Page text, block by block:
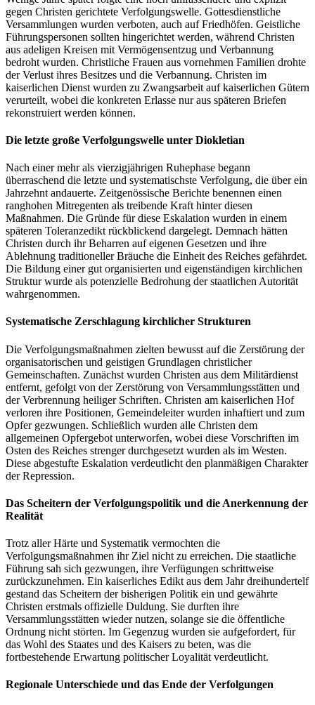
gegen Christen gerichtete Verfolgungswelle. Gottesdienstliche
Versammlungen wurden verboten, auch auf Friedhöfen. Geistliche
Führungspersonen sollten hingerichtet werden, während Christen
aus adeligen Kreisen mit Vermögensentzug und Verbannung
bedroht wurden. Christliche Frauen aus vornehmen Familien drohte
der Verlust ihres Besitzes und die Verbannung. Christen im
kaiserlichen Dienst wurden zu Zwangsarbeit auf kaiserlichen Gütern
verurteilt, wobei die konkreten Erlasse nur aus späteren Briefen
rekonstruiert werden können.
Die letzte große Verfolgungswelle unter Diokletian
Nach einer mehr als vierzigjährigen Ruhephase begann
überraschend die letzte und systematischste Verfolgung, die über ein
Jahrzehnt andauerte. Zeitgenössische Berichte benennen einen
ranghohen Mitregenten als treibende Kraft hinter diesen
Maßnahmen. Die Gründe für diese Eskalation wurden in einem
späteren Toleranzedikt rückblickend dargelegt. Demnach hätten
Christen durch ihr Beharren auf eigenen Gesetzen und ihre
Ablehnung traditioneller Bräuche die Einheit des Reiches gefährdet.
Die Bildung einer gut organisierten und eigenständigen kirchlichen
Struktur wurde als potenzielle Bedrohung der staatlichen Autorität
wahrgenommen.
Systematische Zerschlagung kirchlicher Strukturen
Die Verfolgungsmaßnahmen zielten bewusst auf die Zerstörung der
organisatorischen und geistigen Grundlagen christlicher
Gemeinschaften. Zunächst wurden Christen aus dem Militärdienst
entfernt, gefolgt von der Zerstörung von Versammlungsstätten und
der Verbrennung heiliger Schriften. Christen am kaiserlichen Hof
verloren ihre Positionen, Gemeindeleiter wurden inhaftiert und zum
Opfer gezwungen. Schließlich wurden alle Christen dem
allgemeinen Opfergebot unterworfen, wobei diese Vorschriften im
Osten des Reiches strenger durchgesetzt wurden als im Westen.
Diese abgestufte Eskalation verdeutlicht den planmäßigen Charakter
der Repression.
Das Scheitern der Verfolgungspolitik und die Anerkennung der
Realität
Trotz aller Härte und Systematik vermochten die
Verfolgungsmaßnahmen ihr Ziel nicht zu erreichen. Die staatliche
Führung sah sich gezwungen, ihre Verfügungen schrittweise
zurückzunehmen. Ein kaiserliches Edikt aus dem Jahr dreihundertelf
gestand das Scheitern der bisherigen Politik ein und gewährte
Christen erstmals offizielle Duldung. Sie durften ihre
Versammlungsstätten wieder nutzen, solange sie die öffentliche
Ordnung nicht störten. Im Gegenzug wurden sie aufgefordert, für
das Wohl des Staates und des Kaisers zu beten, was die
fortbestehende Erwartung politischer Loyalität verdeutlicht.
Regionale Unterschiede und das Ende der Verfolgungen